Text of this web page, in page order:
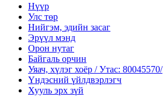
Нүүр
Улс төр
Нийгэм, эдийн засаг
Эрүүл мэнд
Орон нутаг
Байгаль орчин
Уяач, хүлэг хоёр / Утас: 80045570/
Үндэсний үйлдвэрлэгч
Хууль эрх зүй